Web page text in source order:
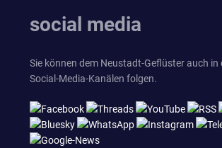
social media
Sie können dem Neustadt-Geflüster auch in
Social-Media-Kanälen folgen.